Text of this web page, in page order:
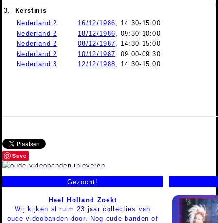
3.
Kerstmis
Nederland 2
16/12/1986 , 14:30-15:00
Nederland 2
18/12/1986 , 09:30-10:00
Nederland 2
08/12/1987 , 14:30-15:00
Nederland 2
10/12/1987 , 09:00-09:30
Nederland 3
12/12/1988 , 14:30-15:00
Save
Gezocht!
Heel Holland Zoekt
Wij kijken al ruim 23 jaar collecties van
oude videobanden door. Nog oude banden of